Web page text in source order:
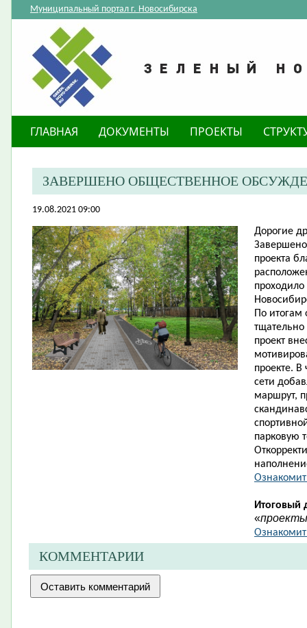
Муниципальный портал г. Новосибирска
ГЛАВНАЯ ДОКУМЕНТЫ ПРОЕКТЫ
ЗАВЕРШЕНО ОБЩЕСТВЕННОЕ
19.08.2021 09:00
Дорогие
проекта
По итогам
проект
проекте. В
сети
маршрут,
парковую
Итоговый
«проекты
КОММЕНТАРИИ